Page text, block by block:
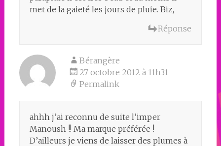
met de la gaieté les jours de pluie. Biz,
Réponse
Bérangère
27 octobre 2012 à 11h31
Permalink
ahhh j’ai reconnu de suite l’imper
Manoush !! Ma marque préférée !
D’ailleurs je viens de laisser des plumes à